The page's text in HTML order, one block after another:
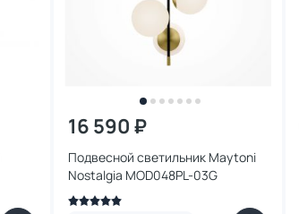
16 590 ₽
Подвесной светильник Maytoni
Nostalgia MOD048PL-03G